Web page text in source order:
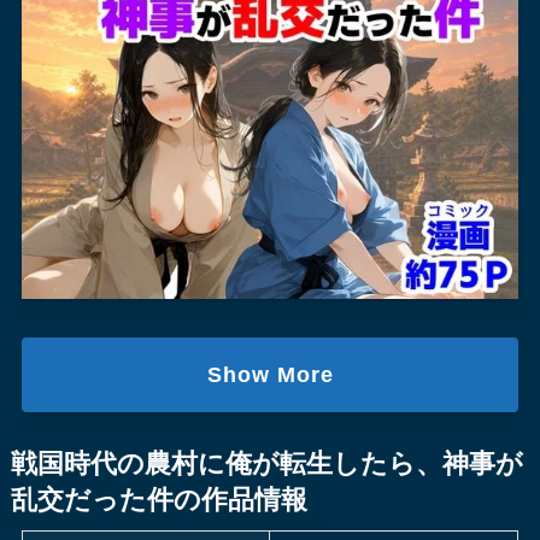
Show More
戦国時代の農村に俺が転生したら、神事が
乱交だった件の作品情報